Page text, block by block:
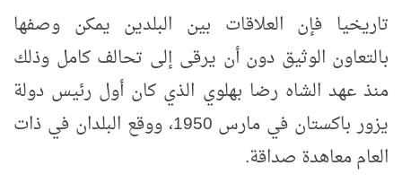
تاريخيا فإن العلاقات بين البلدين يمكن وصفها
بالتعاون الوثيق دون أن يرقى إلى تحالف كامل وذلك
منذ عهد الشاه رضا بهلوي الذي كان أول رئيس دولة
يزور باكستان في مارس 1950، ووقع البلدان في ذات
العام معاهدة صداقة.